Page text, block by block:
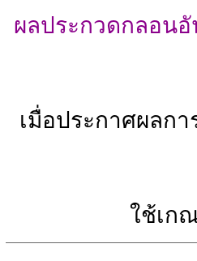
ผลประกวดกลอนอั
เมื่อประกาศผลก
ใช้เก